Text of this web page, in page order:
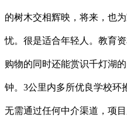
的树木交相辉映，将来，也
忧。很是适合年轻人。教育
购物的同时还能赏识千灯湖
钟。3公里内多所优良学校环
无需通过任何中介渠道，项